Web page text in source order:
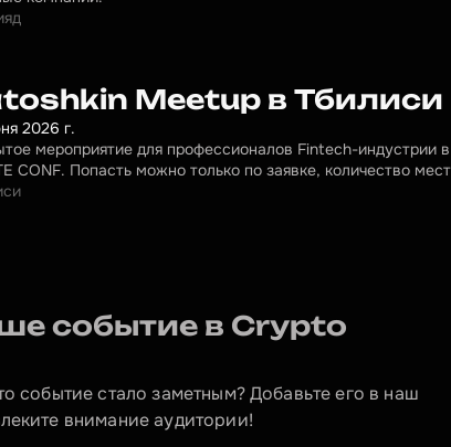
Meetup в Тбилиси
2026 г.
мероприятие для профессионалов Fintech-индустрии
CONF. Попасть можно только по заявке, количество
событие в Crypto
событие стало заметным? Добавьте его в наш
внимание аудитории!